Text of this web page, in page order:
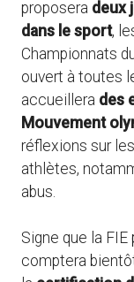
proposera deux
dans le sport,
Championnats
ouvert à toutes
accueillera des
Mouvement
réflexions sur
athlètes,
abus.
Signe que la
comptera